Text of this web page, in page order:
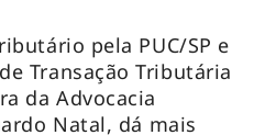
pela PUC/SP e
Transação Tributária
da Advocacia
Natal, dá mais